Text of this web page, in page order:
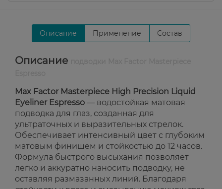
Описание Применение Состав
Описание
Max Factor Masterpiece High Precision Liquid
Eyeliner Espresso — водостойкая матовая
подводка для глаз, созданная для
ультраточных и выразительных стрелок.
Обеспечивает интенсивный цвет с глубоким
матовым финишем и стойкостью до 12 часов.
Формула быстрого высыхания позволяет
легко и аккуратно наносить подводку, не
оставляя размазанных линий. Благодаря